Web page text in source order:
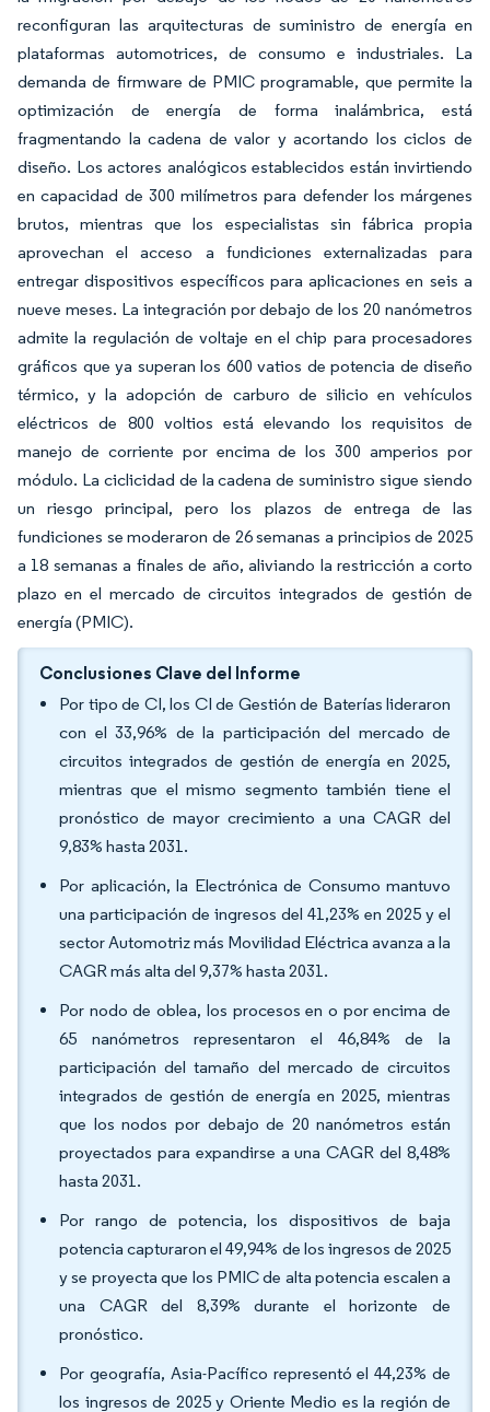
reconfiguran las arquitecturas de suministro de energía en
plataformas automotrices, de consumo e industriales. La
demanda de firmware de PMIC programable, que permite la
optimización de energía de forma inalámbrica, está
fragmentando la cadena de valor y acortando los ciclos de
diseño. Los actores analógicos establecidos están invirtiendo
en capacidad de 300 milímetros para defender los márgenes
brutos, mientras que los especialistas sin fábrica propia
aprovechan el acceso a fundiciones externalizadas para
entregar dispositivos específicos para aplicaciones en seis a
nueve meses. La integración por debajo de los 20 nanómetros
admite la regulación de voltaje en el chip para procesadores
gráficos que ya superan los 600 vatios de potencia de diseño
térmico, y la adopción de carburo de silicio en vehículos
eléctricos de 800 voltios está elevando los requisitos de
manejo de corriente por encima de los 300 amperios por
módulo. La ciclicidad de la cadena de suministro sigue siendo
un riesgo principal, pero los plazos de entrega de las
fundiciones se moderaron de 26 semanas a principios de 2025
a 18 semanas a finales de año, aliviando la restricción a corto
plazo en el mercado de circuitos integrados de gestión de
energía (PMIC).
Conclusiones Clave del Informe
Por tipo de CI, los CI de Gestión de Baterías lideraron
con el 33,96% de la participación del mercado de
circuitos integrados de gestión de energía en 2025,
mientras que el mismo segmento también tiene el
pronóstico de mayor crecimiento a una CAGR del
9,83% hasta 2031.
Por aplicación, la Electrónica de Consumo mantuvo
una participación de ingresos del 41,23% en 2025 y el
sector Automotriz más Movilidad Eléctrica avanza a la
CAGR más alta del 9,37% hasta 2031.
Por nodo de oblea, los procesos en o por encima de
65 nanómetros representaron el 46,84% de la
participación del tamaño del mercado de circuitos
integrados de gestión de energía en 2025, mientras
que los nodos por debajo de 20 nanómetros están
proyectados para expandirse a una CAGR del 8,48%
hasta 2031.
Por rango de potencia, los dispositivos de baja
potencia capturaron el 49,94% de los ingresos de 2025
y se proyecta que los PMIC de alta potencia escalen a
una CAGR del 8,39% durante el horizonte de
pronóstico.
Por geografía, Asia-Pacífico representó el 44,23% de
los ingresos de 2025 y Oriente Medio es la región de